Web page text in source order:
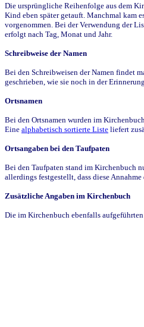
Die ursprüngliche Reihenfolge aus dem
Kind eben später getauft. Manchmal kam
vorgenommen. Bei der Verwendung der
erfolgt nach Tag, Monat und Jahr.
Schreibweise der Namen
Bei den Schreibweisen der Namen findet
geschrieben, wie sie noch in der
Ortsnamen
Bei den Ortsnamen wurden im
Eine alphabetisch sortierte Liste liefert
Ortsangaben bei den Taufpaten
Bei den Taufpaten stand im Kirchenbuch
allerdings festgestellt, dass diese
Zusätzliche Angaben im Kirchenbuch
Die im Kirchenbuch ebenfalls